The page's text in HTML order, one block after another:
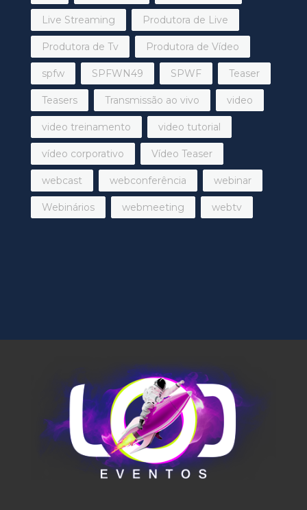
Live Streaming Produtora de Live
Produtora de Tv Produtora de Vídeo
spfw SPFWN49 SPWF Teaser
Teasers Transmissão ao vivo video
video treinamento video tutorial
vídeo corporativo Vídeo Teaser
webcast webconferência webinar
Webinários webmeeting webtv